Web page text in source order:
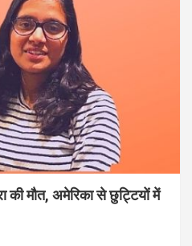
की मौत, अमेरिका से छुट्टियों में